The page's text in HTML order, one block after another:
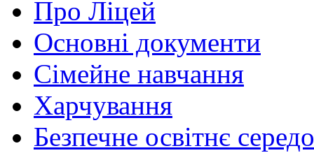
Про Ліцей
Основні документи
Сімейне навчання
Харчування
Безпечне освітнє